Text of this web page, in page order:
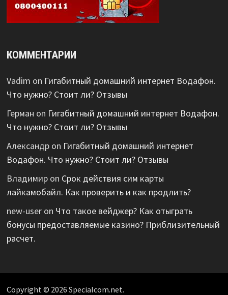
КОММЕНТАРИИ
Vadim on Гигабитный домашний интернет Водафон.
Что нужно? Стоит ли? Отзывы
Герман on Гигабитный домашний интернет Водафон.
Что нужно? Стоит ли? Отзывы
Александрon Гигабитный домашний интернет
Водафон. Что нужно? Стоит ли? Отзывы
Владимирon Срок действия сим карты
лайкамобайл. Как проверить и как продлить?
new-useron Что такое вейджер? Как отыграть
бонусы предоставляемые казино? Приблизительный
расчет.
Copyright © 2026 Specialcom.net.